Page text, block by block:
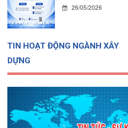
26/05/2026
TIN HOẠT ĐỘNG NGÀNH XÂY
DỰNG